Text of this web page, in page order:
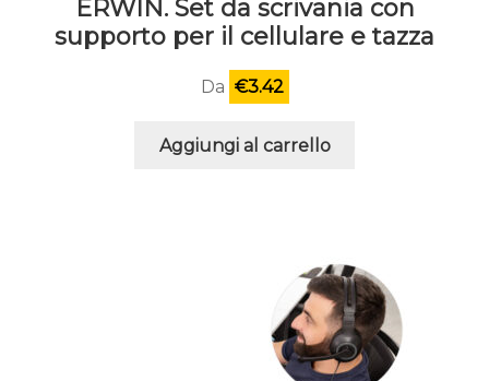
ERWIN. Set da scrivania con
supporto per il cellulare e tazza
Da €3.42
Aggiungi al carrello